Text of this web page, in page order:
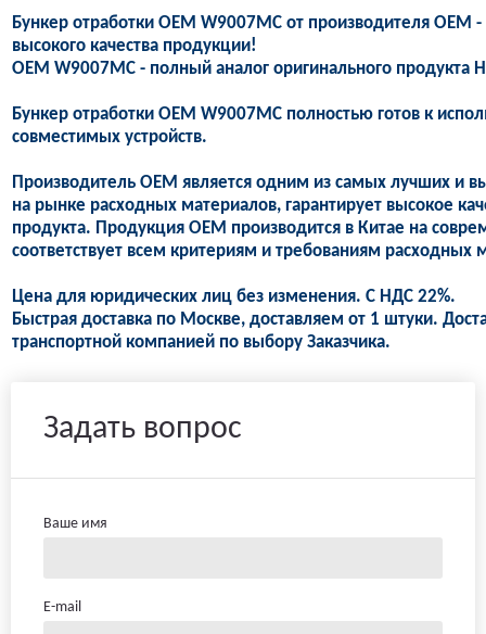
Бункер отработки OEM W9007MC от производителя
высокого качества продукции!
OEM W9007MC - полный аналог оригинального продукта
Бункер отработки OEM W9007MC полностью готов к
совместимых устройств.
Производитель OEM является одним из самых лучших и
на рынке расходных материалов, гарантирует высокое
продукта. Продукция OEM производится в Китае на
соответствует всем критериям и требованиям расходных
Цена для юридических лиц без изменения. С НДС 22%.
Быстрая доставка по Москве, доставляем от 1 штуки.
транспортной компанией по выбору Заказчика.
Задать вопрос
Ваше имя
E-mail